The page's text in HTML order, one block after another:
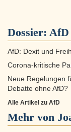
Dossier: AfD
AfD: Dexit und
Corona-kritische
Neue Regelungen
Debatte ohne AfD?
Alle Artikel zu AfD
Mehr von